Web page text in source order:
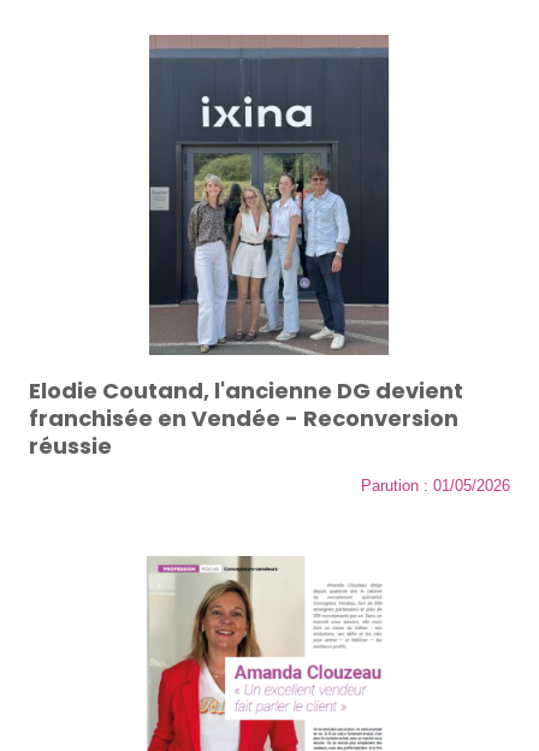
Elodie Coutand, l'ancienne DG devient
franchisée en Vendée - Reconversion
réussie
Parution : 01/05/2026